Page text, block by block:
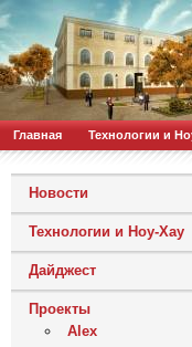
Главная Технологии и
Новости
Технологии и Ноу-Хау
Дайджест
Проекты
Alex